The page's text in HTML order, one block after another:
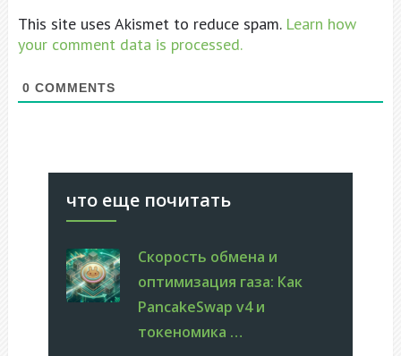
This site uses Akismet to reduce spam. Learn how
your comment data is processed.
0 COMMENTS
что еще почитать
Скорость обмена и
оптимизация газа: Как
PancakeSwap v4 и
токеномика …